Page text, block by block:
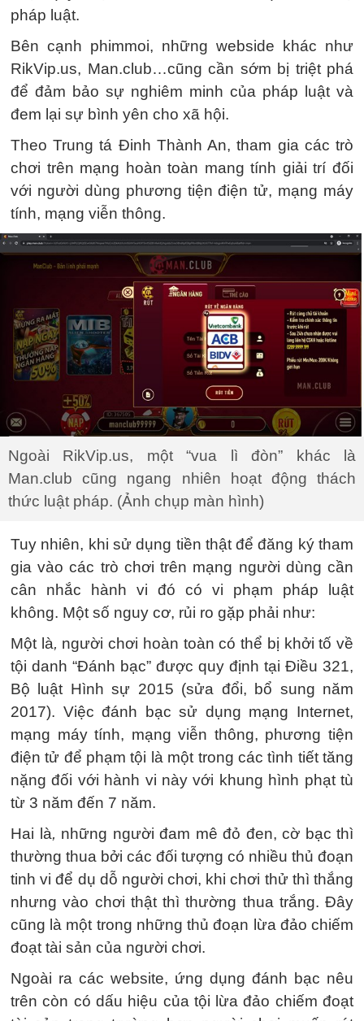
pháp luật.
Bên cạnh phimmoi, những webside khác như
RikVip.us, Man.club…cũng cần sớm bị triệt phá
để đảm bảo sự nghiêm minh của pháp luật và
đem lại sự bình yên cho xã hội.
Theo Trung tá Đinh Thành An, tham gia các trò
chơi trên mạng hoàn toàn mang tính giải trí đối
với người dùng phương tiện điện tử, mạng máy
tính, mạng viễn thông.
Ngoài RikVip.us, một “vua lì đòn” khác là
Man.club cũng ngang nhiên hoạt động thách
thức luật pháp. (Ảnh chụp màn hình)
Tuy nhiên, khi sử dụng tiền thật để đăng ký tham
gia vào các trò chơi trên mạng người dùng cần
cân nhắc hành vi đó có vi phạm pháp luật
không. Một số nguy cơ, rủi ro gặp phải như:
Một là, người chơi hoàn toàn có thể bị khởi tố về
tội danh “Đánh bạc” được quy định tại Điều 321,
Bộ luật Hình sự 2015 (sửa đổi, bổ sung năm
2017). Việc đánh bạc sử dụng mạng Internet,
mạng máy tính, mạng viễn thông, phương tiện
điện tử để phạm tội là một trong các tình tiết tăng
nặng đối với hành vi này với khung hình phạt tù
từ 3 năm đến 7 năm.
Hai là, những người đam mê đỏ đen, cờ bạc thì
thường thua bởi các đối tượng có nhiều thủ đoạn
tinh vi để dụ dỗ người chơi, khi chơi thử thì thắng
nhưng vào chơi thật thì thường thua trắng. Đây
cũng là một trong những thủ đoạn lừa đảo chiếm
đoạt tài sản của người chơi.
Ngoài ra các website, ứng dụng đánh bạc nêu
trên còn có dấu hiệu của tội lừa đảo chiếm đoạt